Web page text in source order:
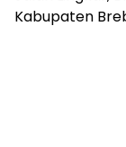
Kabupaten